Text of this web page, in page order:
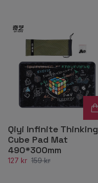
Qiyi Infinite Thinking
Cube Pad Mat
490*300mm
127 kr 159 kr